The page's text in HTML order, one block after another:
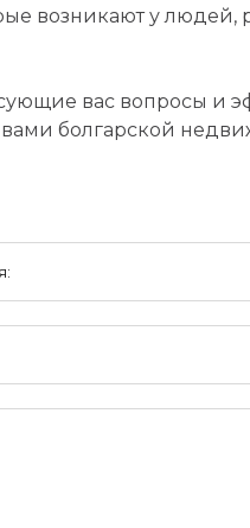
возникают у людей,
вас вопросы и
болгарской